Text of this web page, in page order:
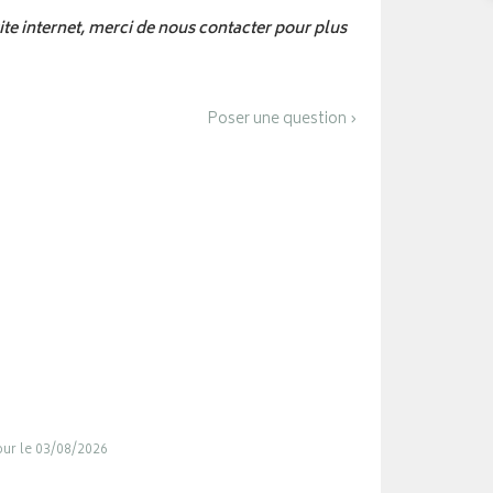
internet, merci de nous contacter pour plus
Poser une question ›
le 03/08/2026